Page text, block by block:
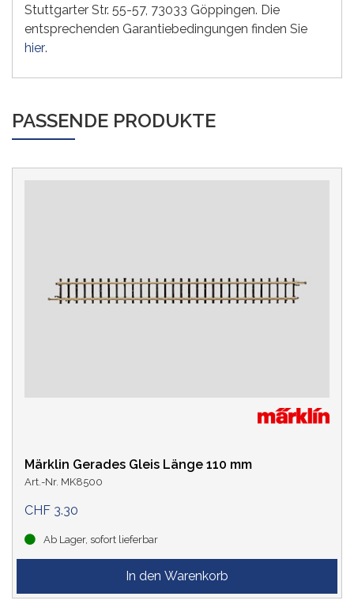
Stuttgarter Str. 55-57, 73033 Göppingen. Die
entsprechenden Garantiebedingungen finden Sie
hier.
PASSENDE PRODUKTE
Märklin Gerades Gleis Länge 110 mm
Art.-Nr. MK8500
CHF 3.30
Ab Lager, sofort lieferbar